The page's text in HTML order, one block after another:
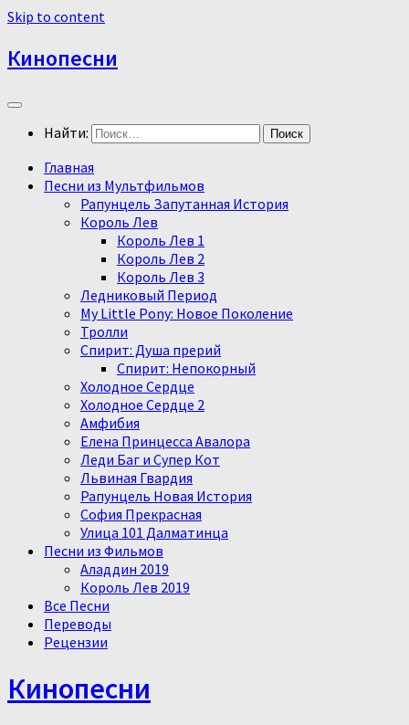
Skip to content
Кинопесни
Найти:
Главная
Песни из Мультфильмов
Рапунцель Запутанная История
Король Лев
Король Лев 1
Король Лев 2
Король Лев 3
Ледниковый Период
My Little Pony: Новое Поколение
Тролли
Спирит: Душа прерий
Спирит: Непокорный
Холодное Сердце
Холодное Сердце 2
Амфибия
Елена Принцесса Авалора
Леди Баг и Супер Кот
Львиная Гвардия
Рапунцель Новая История
София Прекрасная
Улица 101 Далматинца
Песни из Фильмов
Аладдин 2019
Король Лев 2019
Все Песни
Переводы
Рецензии
Кинопесни